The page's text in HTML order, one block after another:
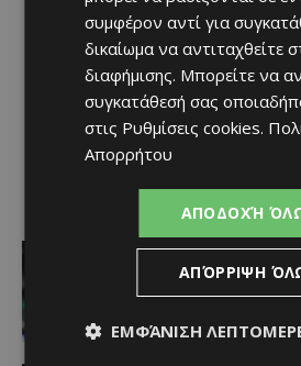
Αθλητικά
Η “γκολάρα”
Afentiko - 08/08/2026
συμφέρον αντί για
δικαίωμα να αντιταχθείτε
διαφήμισης. Μπορείτε να
συγκατάθεσή σας
στις Ρυθμίσεις cookies.
Απορρήτου
ΑΠΟΔΟΧΉ
ΑΠΌΡΡΙΨΗ
ΕΜΦΆΝΙΣΗ